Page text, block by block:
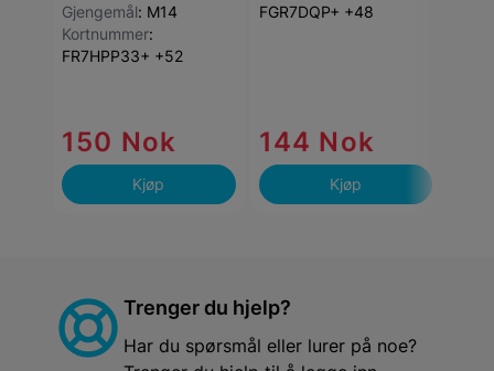
Gjengemål: M14
Kortnummer:
FR7HPP33+ +52
150 Nok
Kjøp
FGR7DQP+ +48
144 Nok
Kjøp
Trenger du hjelp?
Har du spørsmål eller lurer på noe?